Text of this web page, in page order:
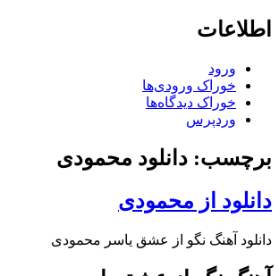
اطلاعات
ورود
خوراک ورودی‌ها
خوراک دیدگاه‌ها
وردپرس
برچسب: دانلود محمودی
دانلود از محمودی
دانلود آهنگ نگو از عشق یاسر محمودی